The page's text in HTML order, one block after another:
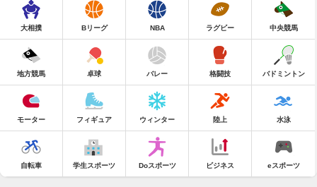
大相撲 Bリーグ NBA ラグビー 中央競馬
地方競馬 卓球 バレー 格闘技 バドミントン
モーター フィギュア ウィンター 陸上 水泳
自転車 学生スポーツ Doスポーツ ビジネス eスポーツ